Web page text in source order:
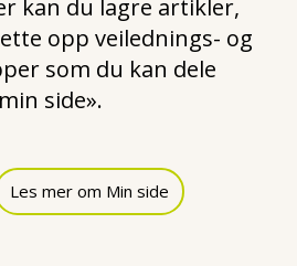
kan du lagre artikler,
opp veilednings- og
som du kan dele
side».
Les mer om Min side